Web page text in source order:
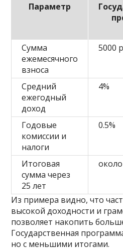
Параметр
Сумма
ежемесячного
взноса
5000
Средний
ежегодный
доход
4%
Годовые
комиссии и
налоги
0.5%
Итоговая
сумма через
25 лет
Из примера видно, что
высокой доходности и
позволяет накопить
Государственная
но с меньшими итогами.